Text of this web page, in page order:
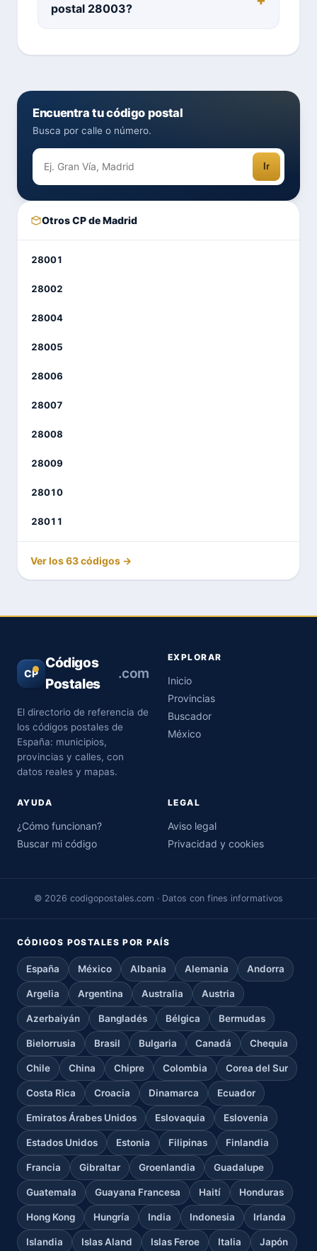
postal 28003?
Encuentra tu código postal
Busca por calle o número.
Ir
Otros CP de Madrid
28001
28002
28004
28005
28006
28007
28008
28009
28010
28011
Ver los 63 códigos →
CP
Códigos
Postales
.com
El directorio de referencia de
los códigos postales de
España: municipios,
provincias y calles, con
datos reales y mapas.
EXPLORAR
Inicio
Provincias
Buscador
México
AYUDA
¿Cómo funcionan?
Buscar mi código
LEGAL
Aviso legal
Privacidad y cookies
© 2026 codigopostales.com · Datos con fines informativos
CÓDIGOS POSTALES POR PAÍS
España México Albania Alemania Andorra
Argelia Argentina Australia Austria
Azerbaiyán Bangladés Bélgica Bermudas
Bielorrusia Brasil Bulgaria Canadá Chequia
Chile China Chipre Colombia Corea del Sur
Costa Rica Croacia Dinamarca Ecuador
Emiratos Árabes Unidos Eslovaquia Eslovenia
Estados Unidos Estonia Filipinas Finlandia
Francia Gibraltar Groenlandia Guadalupe
Guatemala Guayana Francesa Haití Honduras
Hong Kong Hungría India Indonesia Irlanda
Islandia Islas Aland Islas Feroe Italia Japón